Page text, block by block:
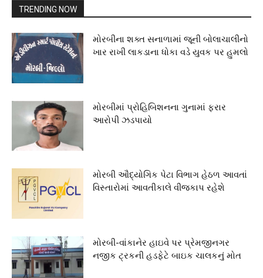
TRENDING NOW
મોરબીના શક્ત સનાળામાં જૂની બોલાચાલીનો
ખાર રાખી લાકડાના ધોકા વડે યુવક પર હુમલો
મોરબીમાં પ્રોહિબિશનના ગુનામાં ફરાર
આરોપી ઝડપાયો
મોરબી ઔદ્યોગિક પેટા વિભાગ હેઠળ આવતાં
વિસ્તારોમાં આવતીકાલે વીજકાપ રહેશે
મોરબી-વાંકાનેર હાઇવે પર પ્રેમજીનગર
નજીક ટ્રકની હડફેટે બાઇક ચાલકનું મોત